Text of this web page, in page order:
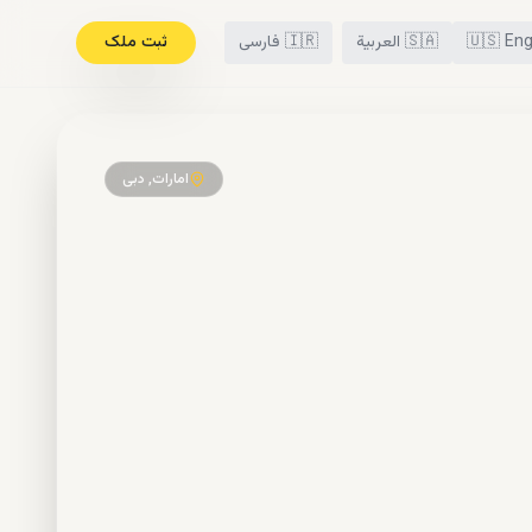
🇺🇸
🇸🇦 العربية 🇮🇷 فارسی ثبت ملک
امارات, دبی